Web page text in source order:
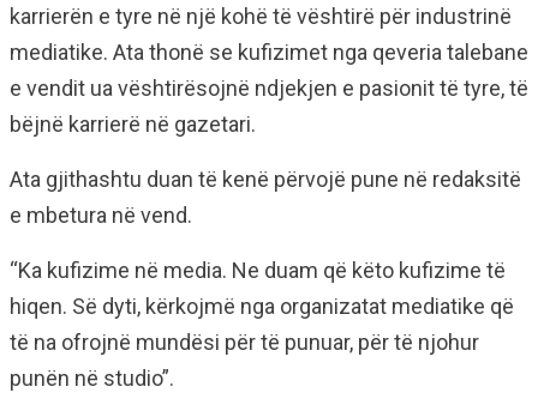
karrierën e tyre në një kohë të vështirë për industrinë
mediatike. Ata thonë se kufizimet nga qeveria talebane
e vendit ua vështirësojnë ndjekjen e pasionit të tyre, të
bëjnë karrierë në gazetari.
Ata gjithashtu duan të kenë përvojë pune në redaksitë
e mbetura në vend.
“Ka kufizime në media. Ne duam që këto kufizime të
hiqen. Së dyti, kërkojmë nga organizatat mediatike që
të na ofrojnë mundësi për të punuar, për të njohur
punën në studio”.